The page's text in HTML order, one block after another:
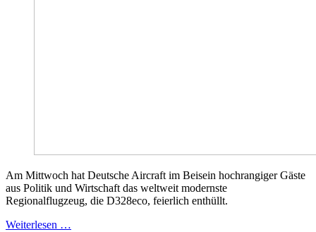
Am Mittwoch hat Deutsche Aircraft im Beisein hochrangiger Gäste
aus Politik und Wirtschaft das weltweit modernste
Regionalflugzeug, die D328eco, feierlich enthüllt.
Weiterlesen …